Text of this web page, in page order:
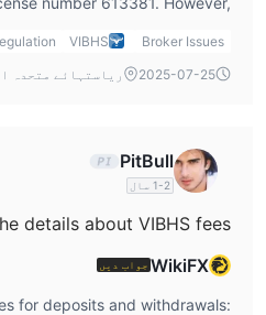
currently unverified, and users
Broker Issues
VIBHS
2025-07-25
ریاستہائے متحدہ
PitBull
1-2 سال
details about VIBHS fees?
WikiFX جواب دیں
for deposits and withdrawals: